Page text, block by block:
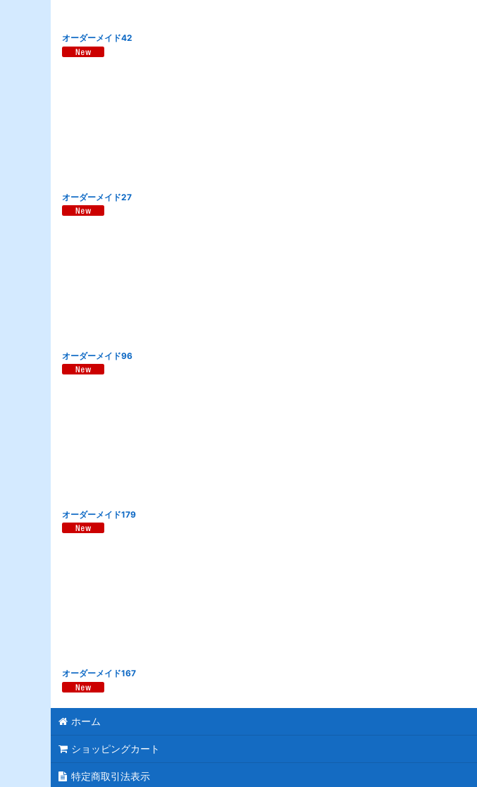
オーダーメイド42
オーダーメイド27
オーダーメイド96
オーダーメイド179
オーダーメイド167
ホーム
ショッピングカート
特定商取引法表示